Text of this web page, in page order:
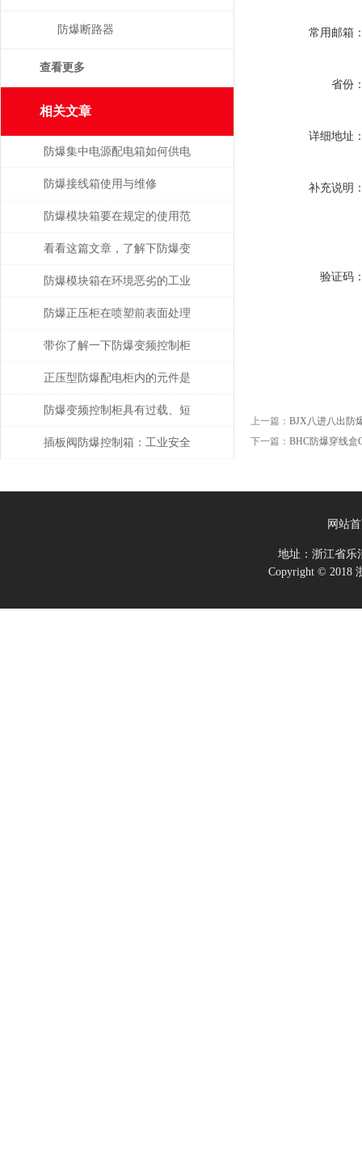
常用邮箱
省份
详细地址
补充说明
验证码
上一篇： BJX八进八出防
下一篇： BHC防爆穿线盒
防爆断路器
查看更多
相关文章
防爆集中电源配电箱如何供电
防爆接线箱使用与维修
防爆模块箱要在规定的使用范
围内进行使用
看看这篇文章，了解下防爆变
频控制柜的检修方法
防爆模块箱在环境恶劣的工业
场所也可稳定工作
防爆正压柜在喷塑前表面处理
的重要性
带你了解一下防爆变频控制柜
的常用散热方式有哪些！
正压型防爆配电柜内的元件是
如何安装的
防爆变频控制柜具有过载、短
路、缺相保护等功能
插板阀防爆控制箱：工业安全
网站
地址：浙江省
Copyright © 2018